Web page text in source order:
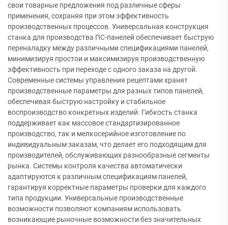
свои товарные предложения под различные сферы
применения, сохраняя при этом эффективность
производственных процессов. Универсальная конструкция
станка для производства ПС-панелей обеспечивает быструю
переналадку между различными спецификациями панелей,
минимизируя простои и максимизируя производственную
эффективность при переходе с одного заказа на другой.
Современные системы управления рецептами хранят
производственные параметры для разных типов панелей,
обеспечивая быструю настройку и стабильное
воспроизводство конкретных изделий. Гибкость станка
поддерживает как массовое стандартизированное
производство, так и мелкосерийное изготовление по
индивидуальным заказам, что делает его подходящим для
производителей, обслуживающих разнообразные сегменты
рынка. Системы контроля качества автоматически
адаптируются к различным спецификациям панелей,
гарантируя корректные параметры проверки для каждого
типа продукции. Универсальные производственные
возможности позволяют компаниям использовать
возникающие рыночные возможности без значительных